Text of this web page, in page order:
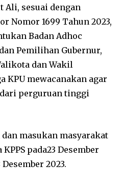
Ali, sesuai dengan
Nomor 1699 Tahun 2023,
Badan Adhoc
Pemilihan Gubernur,
dan Wakil
KPU mewacanakan agar
perguruan tinggi
masukan masyarakat
pada23 Desember
2023.